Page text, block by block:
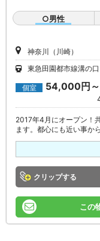
○男性
神奈川（川崎）
東急田園都市線溝の口
個室 54,000円
2017年4月にオープン！
ます。都心にも近い事か
クリップ
この